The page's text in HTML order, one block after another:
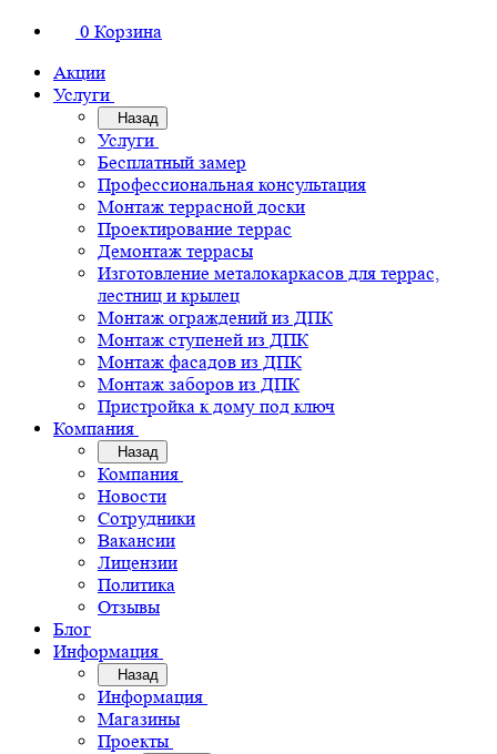
0 Корзина
Акции
Услуги
Назад
Услуги
Бесплатный замер
Профессиональная консультация
Монтаж террасной доски
Проектирование террас
Демонтаж террасы
Изготовление металокаркасов для террас,
лестниц и крылец
Монтаж ограждений из ДПК
Монтаж ступеней из ДПК
Монтаж фасадов из ДПК
Монтаж заборов из ДПК
Пристройка к дому под ключ
Компания
Назад
Компания
Новости
Сотрудники
Вакансии
Лицензии
Политика
Отзывы
Блог
Информация
Назад
Информация
Магазины
Проекты